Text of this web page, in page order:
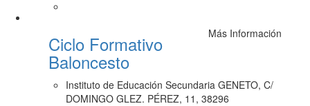
Ciclo Formativo
Baloncesto
Más Información
Instituto de Educación Secundaria GENETO, C/
DOMINGO GLEZ. PÉREZ, 11, 38296